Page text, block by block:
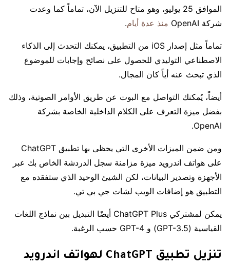
الموافق 25 يوليو، وهو متاح للتنزيل الآن، تماماً كما وعدت
شركة OpenAI
منذ عدة أيام.
تماماً مثل إصدار iOS من التطبيق، يمكنك التحدث إلى الذكاء
الاصطناعي التوليدي للحصول على نصائح وإجابات للموضوع
الذي تبحث عنه أياً كان المجال.
أيضاً، يُمكنك التواصل مع البوت عن طريق الأوامر الصوتية، وذلك
بفضل ميزة التعرف على الكلام الداخلية الخاصة بشركة
OpenAI.
ومن ضمن الميزات الأخرى التي يحظى بها تطبيق ChatGPT
على هواتف اندرويد ميزة مزامنة سجل الدردشة الخاص بك عبر
الأجهزة وتصدير البيانات، لكن الشيئ الوحيد الذي ستفقده مع
التطبيق هو إضافات الويب لشات جي بي تي.
يمكن لمشتركي ChatGPT Plus أيضًا التبديل بين نماذج اللغات
القياسية (GPT-3.5) و GPT-4 حسب الرغبة.
تنزيل تطبيق ChatGPT لهواتف اندرويد